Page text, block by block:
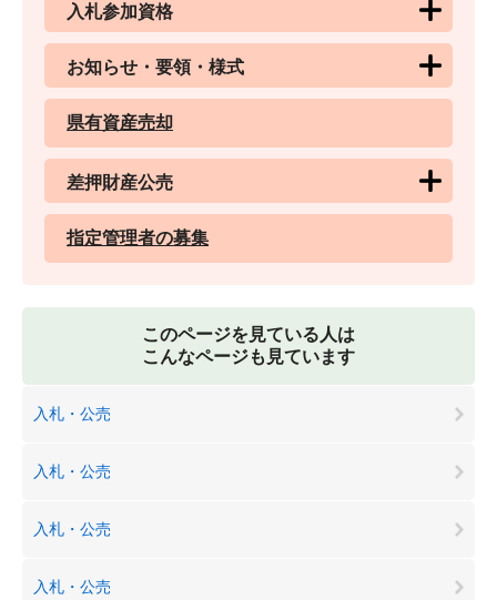
入札参加資格
お知らせ・要領・様式
県有資産売却
差押財産公売
指定管理者の募集
このページを見ている人は
こんなページも見ています
入札・公売
入札・公売
入札・公売
入札・公売